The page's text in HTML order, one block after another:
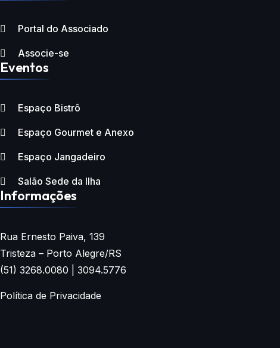
Portal do Associado
Associe-se
Eventos
Espaço Bistrô
Espaço Gourmet e Anexo
Espaço Jangadeiro
Salão Sede da Ilha
Informações
Rua Ernesto Paiva, 139
Tristeza – Porto Alegre/RS
(51) 3268.0080 | 3094.5776
Política de Privacidade